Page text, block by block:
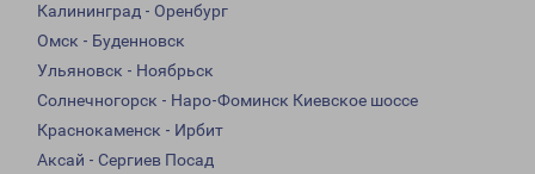
Калининград - Оренбург
Омск - Буденновск
Ульяновск - Ноябрьск
Солнечногорск - Наро-Фоминск Киевское шоссе
Краснокаменск - Ирбит
Аксай - Сергиев Посад